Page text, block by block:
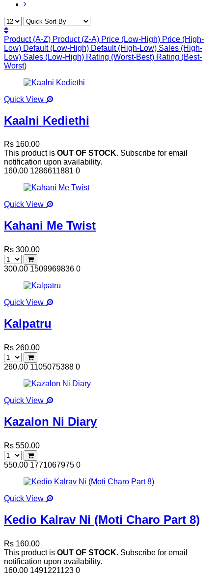
Product (A-Z) Product (Z-A) Price (Low-High) Price (High-
Low) Default (Low-High) Default (High-Low) Sales (High-
Low) Sales (Low-High) Rating (Worst-Best) Rating (Best-
Worst)
Quick View
Kaalni Kediethi
Rs 160.00
This product is OUT OF STOCK. Subscribe for email
notification upon availability.
160.00 1286611881 0
Quick View
Kahani Me Twist
Rs 300.00
300.00 1509969836 0
Quick View
Kalpatru
Rs 260.00
260.00 1105075388 0
Quick View
Kazalon Ni Diary
Rs 550.00
550.00 1771067975 0
Quick View
Kedio Kalrav Ni (Moti Charo Part 8)
Rs 160.00
This product is OUT OF STOCK. Subscribe for email
notification upon availability.
160.00 1491221123 0